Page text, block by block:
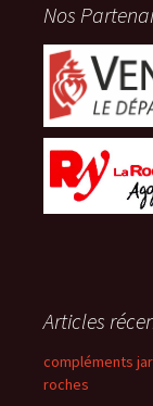
Nos
Articles
compléments
roches